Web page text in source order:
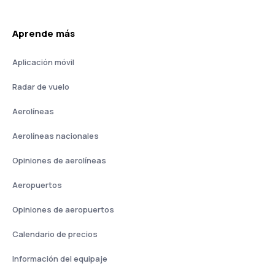
Aprende más
Aplicación móvil
Radar de vuelo
Aerolíneas
Aerolíneas nacionales
Opiniones de aerolíneas
Aeropuertos
Opiniones de aeropuertos
Calendario de precios
Información del equipaje